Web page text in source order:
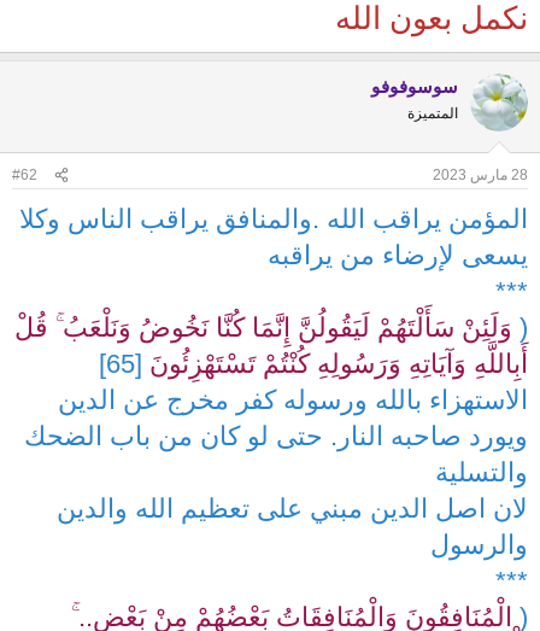
نكمل بعون الله
سوسوفوفو
المتميزة
28 مارس 2023 #62
المؤمن يراقب الله .والمنافق يراقب الناس وكلا
يسعى لإرضاء من يراقبه
***
( وَلَئِنْ سَأَلْتَهُمْ لَيَقُولُنَّ إِنَّمَا كُنَّا نَخُوضُ وَنَلْعَبُ ۚ قُلْ
أَبِاللَّهِ وَآيَاتِهِ وَرَسُولِهِ كُنْتُمْ تَسْتَهْزِئُونَ [65]
الاستهزاء بالله ورسوله كفر مخرج عن الدين
ويورد صاحبه النار. حتى لو كان من باب الضحك
والتسلية
لان اصل الدين مبني على تعظيم الله والدين
والرسول
***
(الْمُنَافِقُونَ وَالْمُنَافِقَاتُ بَعْضُهُمْ مِنْ بَعْضٍ.. ۚ